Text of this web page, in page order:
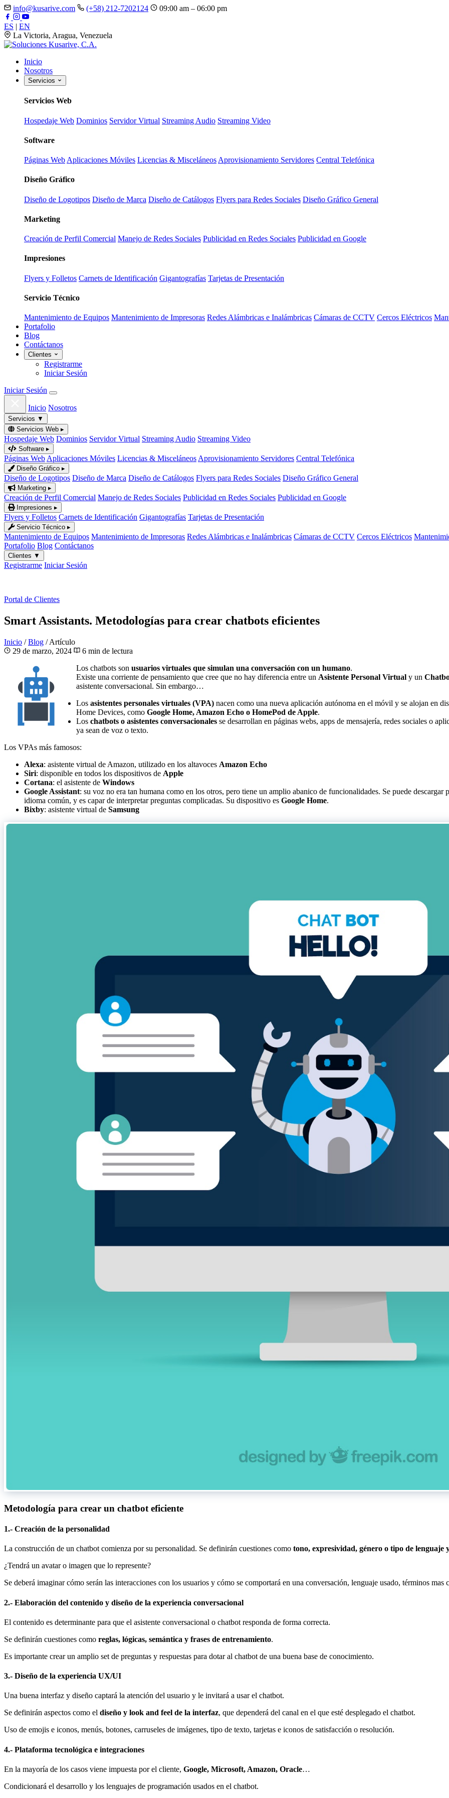
info@kusarive.com (+58) 212-7202124 09:00 am – 06:00 pm
ES | EN
La Victoria, Aragua, Venezuela
Inicio
Nosotros
Servicios
Servicios Web
Hospedaje Web Dominios Servidor Virtual Streaming Audio Streaming Video
Software
Páginas Web Aplicaciones Móviles Licencias & Misceláneos Aprovisionamiento Servidores Central Telefónica
Diseño Gráfico
Diseño de Logotipos Diseño de Marca Diseño de Catálogos Flyers para Redes Sociales Diseño Gráfico General
Marketing
Creación de Perfil Comercial Manejo de Redes Sociales Publicidad en Redes Sociales Publicidad en Google
Impresiones
Flyers y Folletos Carnets de Identificación Gigantografías Tarjetas de Presentación
Servicio Técnico
Mantenimiento de Equipos Mantenimiento de Impresoras Redes Alámbricas e Inalámbricas Cámaras de CCTV Cercos Eléctricos
Portafolio
Blog
Contáctanos
Clientes
Registrarme
Iniciar Sesión
Iniciar Sesión
Inicio Nosotros
Servicios ▼
Servicios Web ▸
Hospedaje Web Dominios Servidor Virtual Streaming Audio Streaming Video
Software ▸
Páginas Web Aplicaciones Móviles Licencias & Misceláneos Aprovisionamiento Servidores Central Telefónica
Diseño Gráfico ▸
Diseño de Logotipos Diseño de Marca Diseño de Catálogos Flyers para Redes Sociales Diseño Gráfico General
Marketing ▸
Creación de Perfil Comercial Manejo de Redes Sociales Publicidad en Redes Sociales Publicidad en Google
Impresiones ▸
Flyers y Folletos Carnets de Identificación Gigantografías Tarjetas de Presentación
Servicio Técnico ▸
Mantenimiento de Equipos Mantenimiento de Impresoras Redes Alámbricas e Inalámbricas Cámaras de CCTV Cercos Eléctricos
Portafolio Blog Contáctanos
Clientes ▼
Registrarme Iniciar Sesión
Portal de Clientes
Smart Assistants. Metodologías para crear chatbots eficientes
Inicio / Blog /Artículo
29 de marzo, 2024
6 min de lectura
Los chatbots son usuarios virtuales que simulan una conversación con un humano.
Existe una corriente de pensamiento que cree que no hay diferencia entre un Asistente Personal Virtual y un
asistente conversacional. Sin embargo…
Los asistentes personales virtuales (VPA) nacen como una nueva aplicación autónoma en el móvil y se alojan en
Home Devices, como Google Home, Amazon Echo o HomePod de Apple.
Los chatbots o asistentes conversacionales se desarrollan en páginas webs, apps de mensajería, redes sociales o
ya sean de voz o texto.
Los VPAs más famosos:
Alexa: asistente virtual de Amazon, utilizado en los altavoces Amazon Echo
Siri: disponible en todos los dispositivos de Apple
Cortana: el asistente de Windows
Google Assistant: su voz no era tan humana como en los otros, pero tiene un amplio abanico de funcionalidades. Se puede descargar
idioma común, y es capar de interpretar preguntas complicadas. Su dispositivo es Google Home.
Bixby: asistente virtual de Samsung
Metodología para crear un chatbot eficiente
1.- Creación de la personalidad
La construcción de un chatbot comienza por su personalidad. Se definirán cuestiones como tono, expresividad, género o tipo de lenguaje
¿Tendrá un avatar o imagen que lo represente?
Se deberá imaginar cómo serán las interacciones con los usuarios y cómo se comportará en una conversación, lenguaje usado, términos
2.- Elaboración del contenido y diseño de la experiencia conversacional
El contenido es determinante para que el asistente conversacional o chatbot responda de forma correcta.
Se definirán cuestiones como reglas, lógicas, semántica y frases de entrenamiento.
Es importante crear un amplio set de preguntas y respuestas para dotar al chatbot de una buena base de conocimiento.
3.- Diseño de la experiencia UX/UI
Una buena interfaz y diseño captará la atención del usuario y le invitará a usar el chatbot.
Se definirán aspectos como el diseño y look and feel de la interfaz, que dependerá del canal en el que esté desplegado el chatbot.
Uso de emojis e iconos, menús, botones, carruseles de imágenes, tipo de texto, tarjetas e iconos de satisfacción o resolución.
4.- Plataforma tecnológica e integraciones
En la mayoría de los casos viene impuesta por el cliente, Google, Microsoft, Amazon, Oracle…
Condicionará el desarrollo y los lenguajes de programación usados en el chatbot.